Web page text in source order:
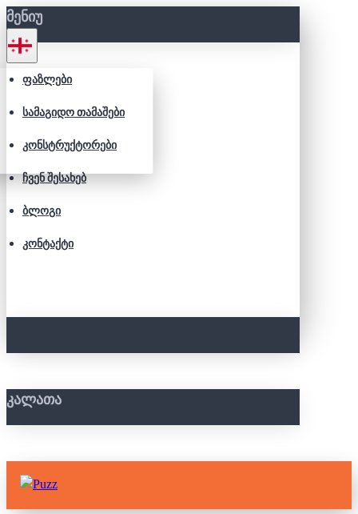
ᲛᲔᲜᲘᲣ
ᲤᲐᲖᲚᲔᲑᲘ
ᲡᲐᲛᲐᲒᲘᲓᲝ ᲗᲐᲛᲐᲨᲔᲑᲘ
ᲙᲝᲜᲡᲢᲠᲣᲥᲢᲝᲠᲔᲑᲘ
ᲩᲕᲔᲜ ᲨᲔᲡᲐᲮᲔᲑ
ᲑᲚᲝᲒᲘ
ᲙᲝᲜᲢᲐᲥᲢᲘ
ᲙᲐᲚᲐᲗᲐ